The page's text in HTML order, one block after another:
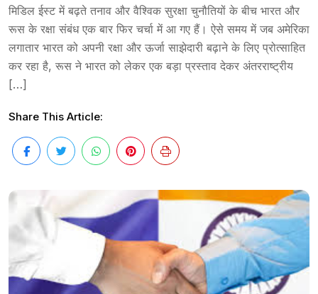
मिडिल ईस्ट में बढ़ते तनाव और वैश्विक सुरक्षा चुनौतियों के बीच भारत और
रूस के रक्षा संबंध एक बार फिर चर्चा में आ गए हैं। ऐसे समय में जब अमेरिका
लगातार भारत को अपनी रक्षा और ऊर्जा साझेदारी बढ़ाने के लिए प्रोत्साहित
कर रहा है, रूस ने भारत को लेकर एक बड़ा प्रस्ताव देकर अंतरराष्ट्रीय
[…]
Share This Article: